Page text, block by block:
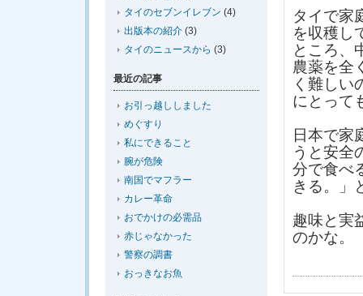
タイで家
を収穫し
ところ、
農薬を全
く難しい
にとって
日本で家
うと安全
分で食べ
きる。」
趣味と実
のかな。
タイのセブンイレブン (4)
出版本の紹介 (3)
タイのニュースから (3)
最近の記事
お引っ越ししました
めぐすり
私にできること
腕が危険
南国でマフラー
カレー革命
おでかけの必需品
赤じゃなかった
警察の調書
おっきなお魚